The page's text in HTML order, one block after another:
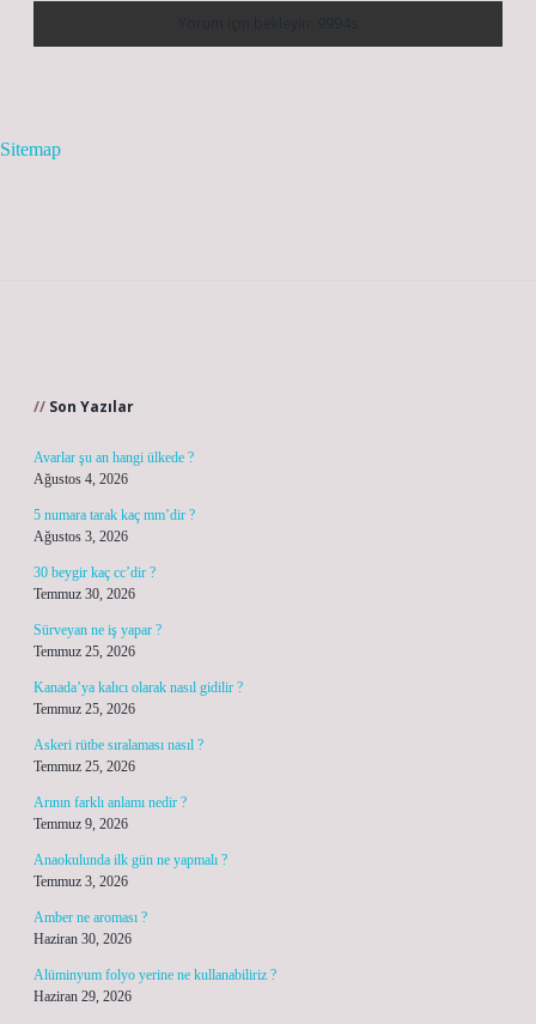
Sitemap
Son Yazılar
Avarlar şu an hangi ülkede ?
Ağustos 4, 2026
5 numara tarak kaç mm’dir ?
Ağustos 3, 2026
30 beygir kaç cc’dir ?
Temmuz 30, 2026
Sürveyan ne iş yapar ?
Temmuz 25, 2026
Kanada’ya kalıcı olarak nasıl gidilir ?
Temmuz 25, 2026
Askeri rütbe sıralaması nasıl ?
Temmuz 25, 2026
Arının farklı anlamı nedir ?
Temmuz 9, 2026
Anaokulunda ilk gün ne yapmalı ?
Temmuz 3, 2026
Amber ne aroması ?
Haziran 30, 2026
Alüminyum folyo yerine ne kullanabiliriz ?
Haziran 29, 2026